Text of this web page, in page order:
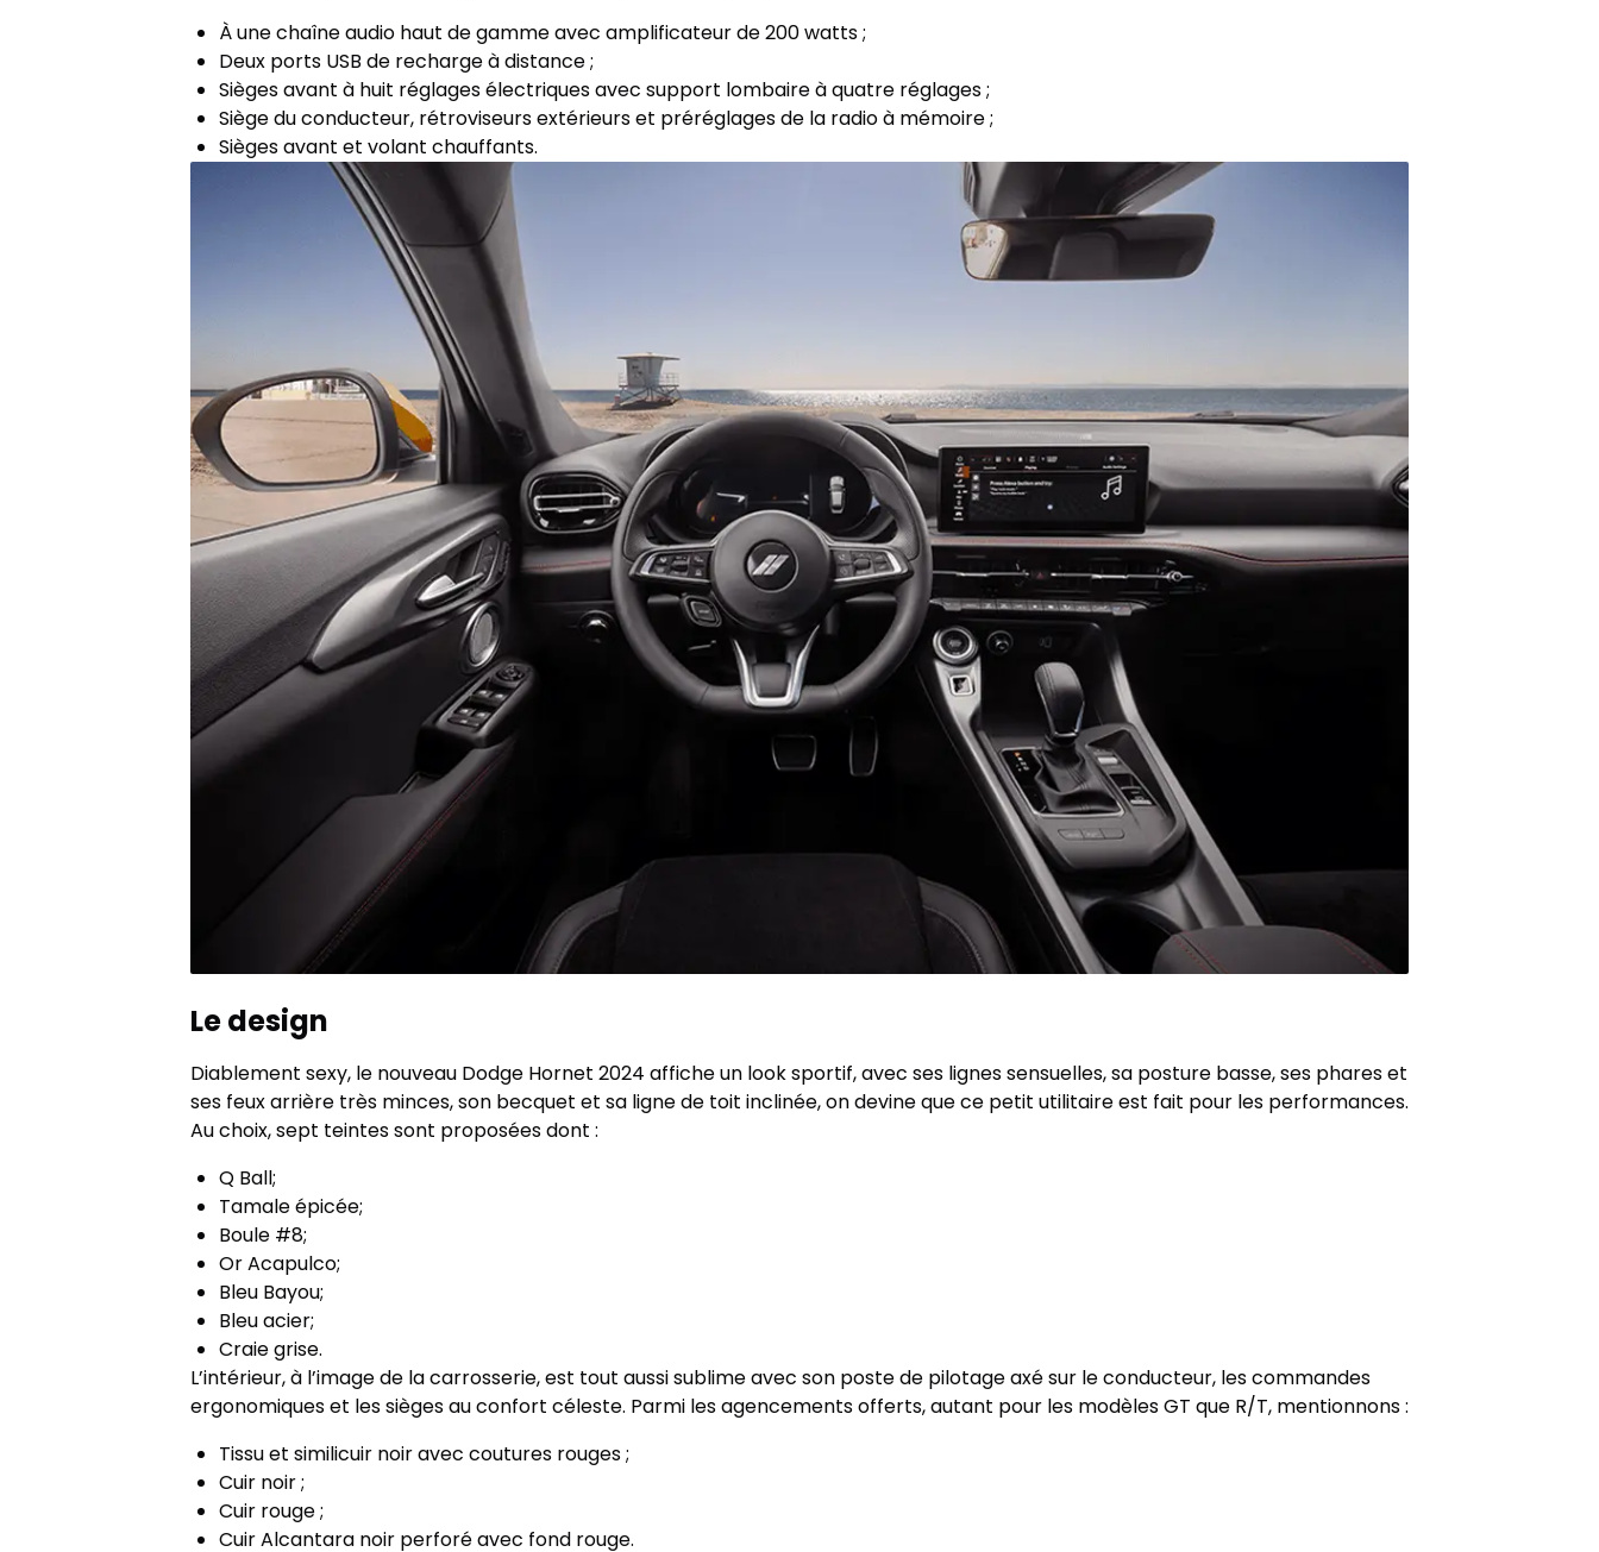
À une chaîne audio haut de gamme avec amplificateur de 200 watts ;
Deux ports USB de recharge à distance ;
Sièges avant à huit réglages électriques avec support lombaire à quatre réglages ;
Siège du conducteur, rétroviseurs extérieurs et préréglages de la radio à mémoire ;
Sièges avant et volant chauffants.
Le design
Diablement sexy, le nouveau Dodge Hornet 2024 affiche un look sportif, avec ses lignes sensuelles, sa posture basse, ses phares et
ses feux arrière très minces, son becquet et sa ligne de toit inclinée, on devine que ce petit utilitaire est fait pour les performances.
Au choix, sept teintes sont proposées dont :
Q Ball;
Tamale épicée;
Boule #8;
Or Acapulco;
Bleu Bayou;
Bleu acier;
Craie grise.
L’intérieur, à l’image de la carrosserie, est tout aussi sublime avec son poste de pilotage axé sur le conducteur, les commandes
ergonomiques et les sièges au confort céleste. Parmi les agencements offerts, autant pour les modèles GT que R/T, mentionnons :
Tissu et similicuir noir avec coutures rouges ;
Cuir noir ;
Cuir rouge ;
Cuir Alcantara noir perforé avec fond rouge.